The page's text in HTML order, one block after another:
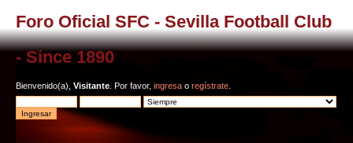
Foro Oficial SFC - Sevilla Football Club
- Since 1890
Bienvenido(a), Visitante . Por favor, ingresa o regístrate